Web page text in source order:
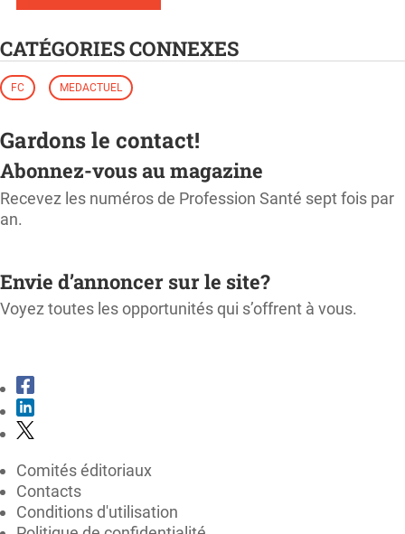
CATÉGORIES CONNEXES
FC MEDACTUEL
Gardons le contact!
Abonnez-vous au magazine
Recevez les numéros de Profession Santé sept fois par
an.
Envie d’annoncer sur le site?
Voyez toutes les opportunités qui s’offrent à vous.
Comités éditoriaux
Contacts
Conditions d'utilisation